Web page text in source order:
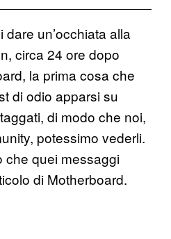
un’occhiata alla
circa 24 ore dopo
la prima cosa che
di odio apparsi su
di modo che noi,
potessimo vederli.
che quei messaggi
di Motherboard.